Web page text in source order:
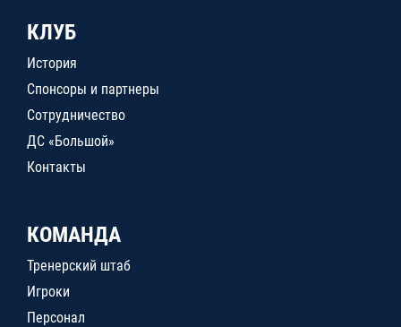
КЛУБ
История
Спонсоры и партнеры
Сотрудничество
ДС «Большой»
Контакты
КОМАНДА
Тренерский штаб
Игроки
Персонал